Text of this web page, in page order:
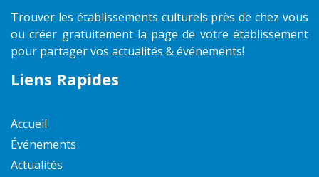
Trouver les établissements culturels près de chez vous
ou créer gratuitement la page de votre établissement
pour partager vos actualités & événements!
Liens Rapides
Accueil
Événements
Actualités